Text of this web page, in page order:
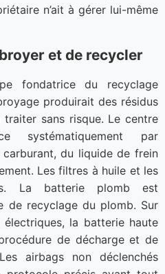
n’ait à gérer lui-même
et de recycler
fondatrice du recyclage
produirait des résidus
sans risque. Le centre
systématiquement par
carburant, du liquide de frein
Les filtres à huile et les
La batterie plomb est
de recyclage du plomb. Sur
la batterie haute
de décharge et de
airbags non déclenchés